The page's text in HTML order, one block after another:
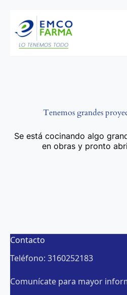
contenido
Tenemos grandes
Se está cocinando algo
en obras y pronto
Contacto
Teléfono: 3160252183
Comunícate para mayor